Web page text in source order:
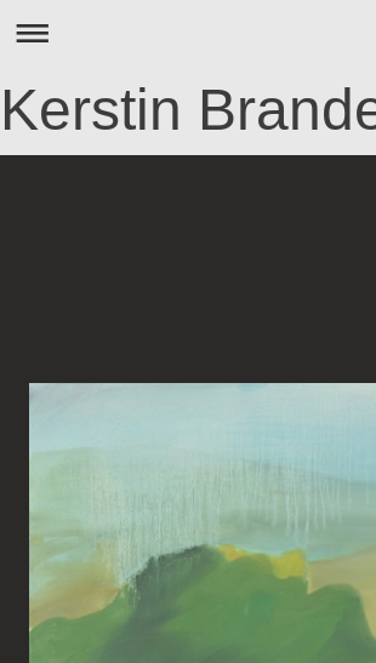
Kerstin